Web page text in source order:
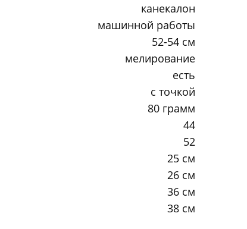
канекалон
машинной работы
52-54 см
мелирование
есть
с точкой
80 грамм
44
52
25 см
26 см
36 см
38 см